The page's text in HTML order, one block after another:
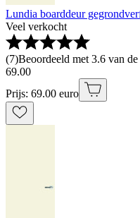
Lundia boarddeur
Veel verkocht
(7)Beoordeeld met 3.6 van
69.00
Prijs: 69.00 euro